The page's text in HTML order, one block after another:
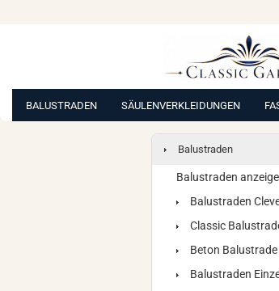
BALUSTRADEN SÄULENVERKLEIDUNGEN
Balustraden
Balustraden
Balustraden
Classic
Beton
Balustraden